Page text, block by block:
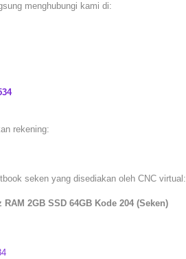
menghubungi kami di:
rekening:
seken yang disediakan oleh CNC virtual:
2GB SSD 64GB Kode 204 (Seken)